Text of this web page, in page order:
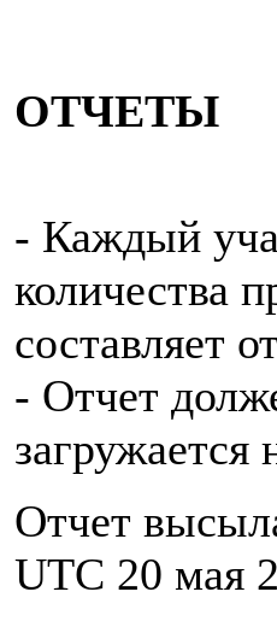
ОТЧЕТЫ
- Каждый
количества
составляет
- Отчет
загружается
Отчет
UTC 20 мая